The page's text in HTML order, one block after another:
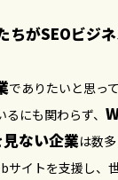
ちがSEOビジ
でありたいと思っ
にも関わらず、
ない企業は数
サイトを支援し、